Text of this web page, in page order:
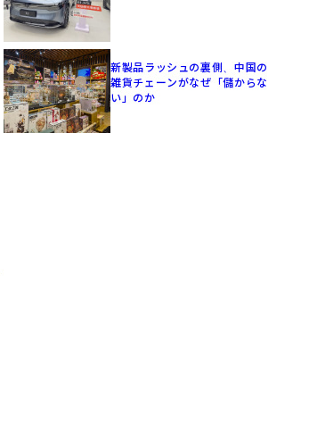
新製品ラッシュの裏側、中国の
雑貨チェーンがなぜ「儲からな
い」のか